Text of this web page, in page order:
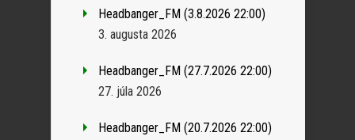
Headbanger_FM (3.8.2026 22:00)
3. augusta 2026
Headbanger_FM (27.7.2026 22:00)
27. júla 2026
Headbanger_FM (20.7.2026 22:00)